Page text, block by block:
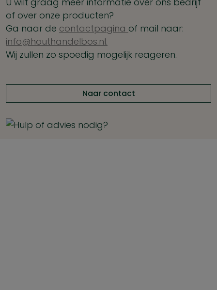
of over onze producten?
Ga naar de contactpagina of mail naar:
info@houthandelbos.nl.
Wij zullen zo spoedig mogelijk reageren.
Naar contact